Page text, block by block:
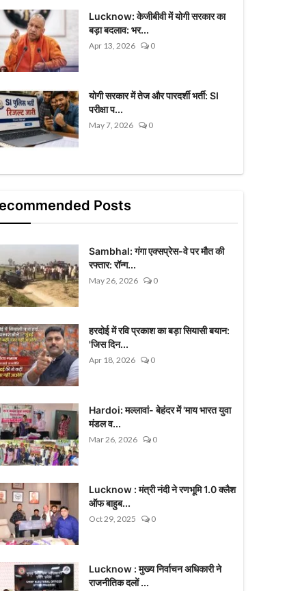
Lucknow: केजीबीवी में योगी सरकार का
बड़ा बदलाव: भर...
Apr 13, 2026 0
योगी सरकार में तेज और पारदर्शी भर्ती: SI
परीक्षा प...
May 7, 2026 0
Posts
Sambhal: गंगा एक्सप्रेस-वे पर मौत की
रफ्तार: रॉन्ग...
May 26, 2026 0
हरदोई में रवि प्रकाश का बड़ा सियासी बयान:
'जिस दिन...
Apr 18, 2026 0
Hardoi: मल्लावां- बेहंदर में 'माय भारत युवा
मंडल व...
Mar 26, 2026 0
Lucknow : मंत्री नंदी ने रणभूमि 1.0 क्लैश
ऑफ बाहुब...
Oct 29, 2025 0
Lucknow : मुख्य निर्वाचन अधिकारी ने
राजनीतिक दलों ...